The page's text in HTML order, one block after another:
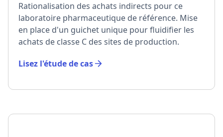
Rationalisation des achats indirects pour ce
laboratoire pharmaceutique de référence. Mise
en place d'un guichet unique pour fluidifier les
achats de classe C des sites de production.
Lisez l'étude de cas